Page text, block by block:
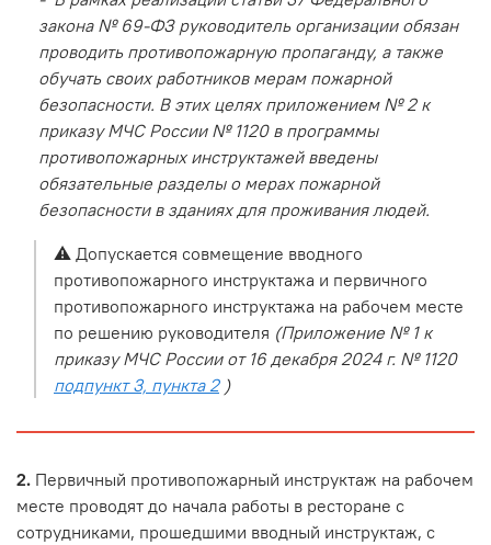
закона № 69-ФЗ руководитель организации обязан
проводить противопожарную пропаганду, а также
обучать своих работников мерам пожарной
безопасности. В этих целях приложением № 2 к
приказу МЧС России № 1120 в программы
противопожарных инструктажей введены
обязательные разделы о мерах пожарной
безопасности в зданиях для проживания людей.
⚠️ Допускается совмещение вводного
противопожарного инструктажа и первичного
противопожарного инструктажа на рабочем месте
по решению руководителя (Приложение № 1 к
приказу МЧС России от 16 декабря 2024 г. № 1120
подпункт 3, пункта 2)
2. Первичный противопожарный инструктаж на рабочем
месте проводят до начала работы в ресторане с
сотрудниками, прошедшими вводный инструктаж, с